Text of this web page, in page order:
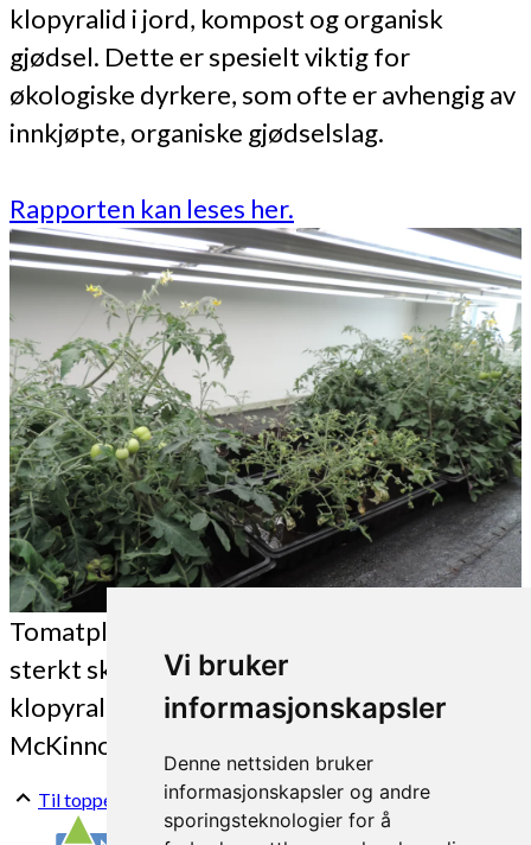
Vi bruker
informasjonskapsler
Denne nettsiden bruker
informasjonskapsler og andre
sporingsteknologier for å
klopyralid i jord, kompost og organisk
gjødsel. Dette er spesielt viktig for
økologiske dyrkere, som ofte er avhengig av
innkjøpte, organiske gjødselslag.
Rapporten kan leses her.
Tomatplantene i det midterste brettet er
sterkt skadet etter tilførsel av
klopyralidholdig gjødsel. (Foto: Kirsty
McKinnon)
Til toppen